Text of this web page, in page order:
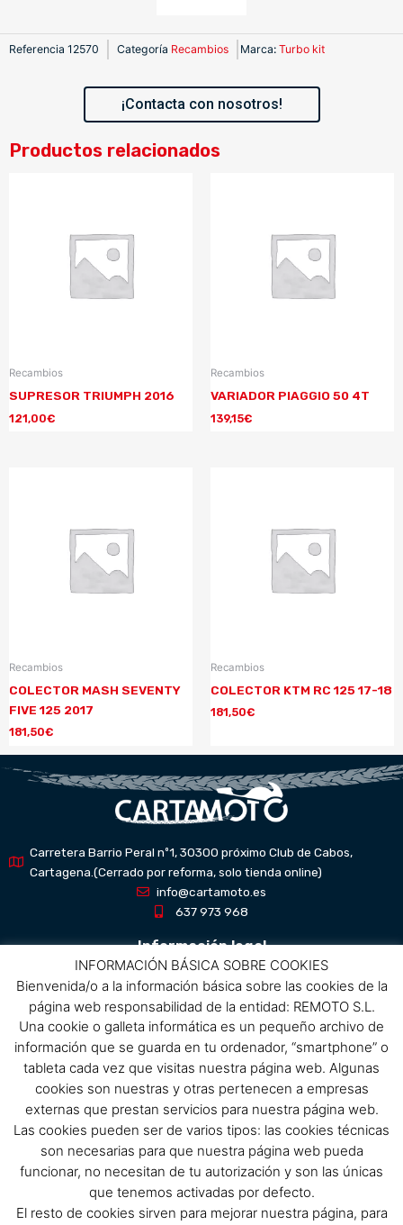
Referencia 12570 Categoría Recambios Marca: Turbo kit
¡Contacta con nosotros!
Productos relacionados
Recambios
SUPRESOR TRIUMPH 2016
121,00€
Recambios
VARIADOR PIAGGIO 50 4T
139,15€
Recambios
COLECTOR MASH SEVENTY
FIVE 125 2017
181,50€
Recambios
COLECTOR KTM RC 125 17-18
181,50€
Carretera Barrio Peral nº1, 30300 próximo Club de Cabos,
Cartagena.(Cerrado por reforma, solo tienda online)
info@cartamoto.es
637 973 968
Información legal
Aviso Legal
Política de privacidad
Política de protección de datos
Política de cookies
Condiciones de compra
Menú
Menu
INFORMACIÓN BÁSICA SOBRE COOKIES
Bienvenida/o a la información básica sobre las cookies de la
página web responsabilidad de la entidad: REMOTO S.L.
Una cookie o galleta informática es un pequeño archivo de
información que se guarda en tu ordenador, “smartphone” o
tableta cada vez que visitas nuestra página web. Algunas
cookies son nuestras y otras pertenecen a empresas
externas que prestan servicios para nuestra página web.
Las cookies pueden ser de varios tipos: las cookies técnicas
son necesarias para que nuestra página web pueda
funcionar, no necesitan de tu autorización y son las únicas
que tenemos activadas por defecto.
El resto de cookies sirven para mejorar nuestra página, para